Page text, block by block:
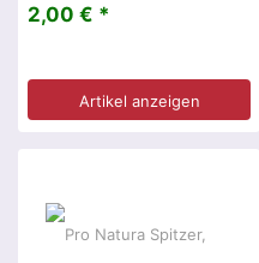
2,00 € *
Artikel anzeigen